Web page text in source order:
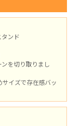
ンド
を切り取りまし
サイズで存在感バッ